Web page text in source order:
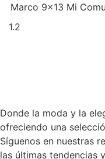
Marco 9×13 Mi
Donde la moda y la
ofreciendo una
Síguenos en nuestras
las últimas tendencias